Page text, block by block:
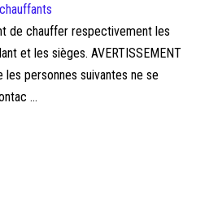
de chauffer respectivement les
et les sièges. AVERTISSEMENT
personnes suivantes ne se
...